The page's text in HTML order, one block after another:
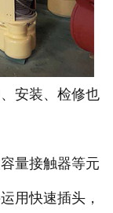
安装、检修也
量接触器等元
用快速插头，